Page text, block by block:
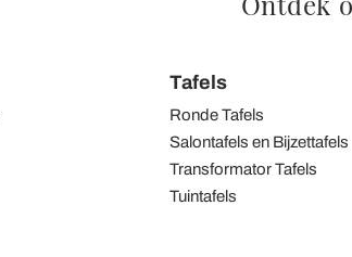
Tafels
Ronde Tafels
Salontafels en Bijzettafels
Transformator Tafels
Tuintafels